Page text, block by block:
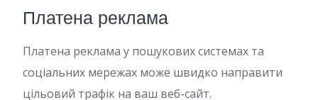
Платена реклама
Платена реклама у пошукових системах та
соціальних мережах може швидко направити
цільовий трафік на ваш веб-сайт.